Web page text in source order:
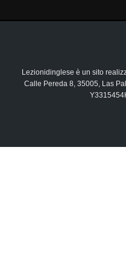
Lezionidinglese è un sito
Calle Pereda 8, 35005, Las